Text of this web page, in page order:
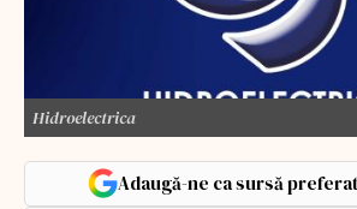
Hidroelectrica
Adaugă-ne ca sursă